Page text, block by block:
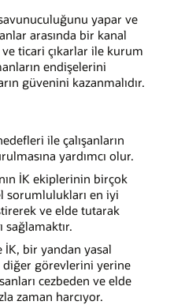
yapar ve
arasında bir kanal
ticari çıkarlar ile kurum
endişelerini
güvenini kazanmalıdır.
ile çalışanların
yardımcı olur.
İK ekiplerinin birçok
sorumlulukları en iyi
ve elde tutarak
sağlamaktır.
İK, bir yandan yasal
görevlerini yerine
cezbeden ve elde
zaman harcıyor.